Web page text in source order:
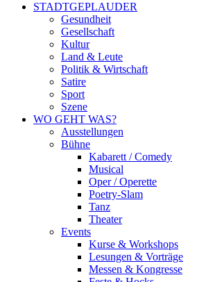
STADTGEPLAUDER
Gesundheit
Gesellschaft
Kultur
Land & Leute
Politik & Wirtschaft
Satire
Sport
Szene
WO GEHT WAS?
Ausstellungen
Bühne
Kabarett / Comedy
Musical
Oper / Operette
Poetry-Slam
Tanz
Theater
Events
Kurse & Workshops
Lesungen & Vorträge
Messen & Kongresse